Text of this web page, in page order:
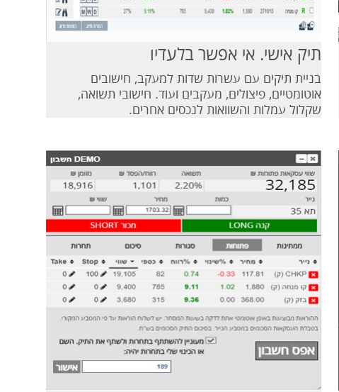
תיק אישי. אי אפשר בלעדיו
בניית תיקים עם עשרות שדות למעקב, חישובים
אוטומטיים, פיצולים, מעקבים ועוד. חישובי תשואה,
שקלול עמלות והשוואות לנכסים אחרים.